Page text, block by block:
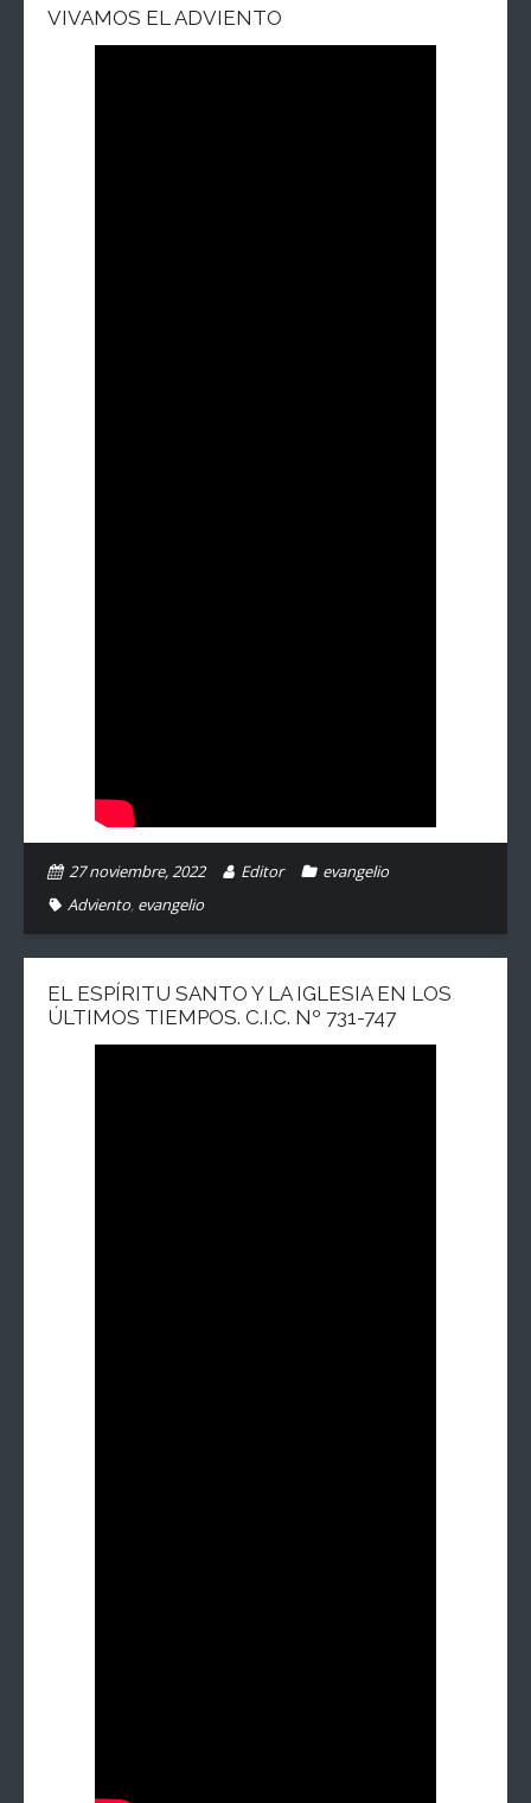
VIVAMOS EL ADVIENTO
27 noviembre, 2022 Editor
evangelio
Adviento, evangelio
EL ESPÍRITU SANTO Y LA IGLESIA EN LOS
ÚLTIMOS TIEMPOS. C.I.C. Nº 731-747